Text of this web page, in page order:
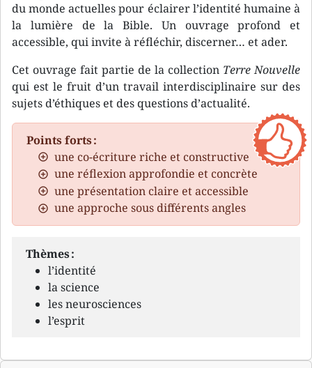
du monde actuelles pour éclairer l’identité humaine à
la lumière de la Bible. Un ouvrage profond et
accessible, qui invite à réfléchir, discerner… et ader.
Cet ouvrage fait partie de la collection Terre Nouvelle
qui est le fruit d’un travail interdisciplinaire sur des
sujets d’éthiques et des questions d’actualité.
Points forts :
une co-écriture riche et constructive
une réflexion approfondie et concrète
une présentation claire et accessible
une approche sous différents angles
Thèmes :
l’identité
la science
les neurosciences
l’esprit